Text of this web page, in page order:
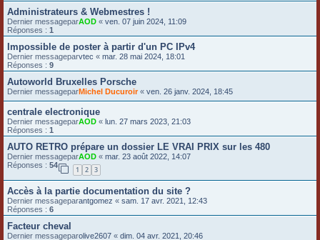
Administrateurs & Webmestres !
Dernier messageparAOD « ven. 07 juin 2024, 11:09
Réponses : 1
Impossible de poster à partir d'un PC IPv4
Dernier messageparvtec « mar. 28 mai 2024, 18:01
Réponses : 9
Autoworld Bruxelles Porsche
Dernier messageparMichel Ducuroir« ven. 26 janv. 2024, 18:45
centrale electronique
Dernier messageparAOD « lun. 27 mars 2023, 21:03
Réponses : 1
AUTO RETRO prépare un dossier LE VRAI PRIX sur les 480
Dernier messageparAOD « mar. 23 août 2022, 14:07
Réponses : 54
1 2 3
Accès à la partie documentation du site ?
Dernier messageparantgomez « sam. 17 avr. 2021, 12:43
Réponses : 6
Facteur cheval
Dernier messageparolive2607 « dim. 04 avr. 2021, 20:46